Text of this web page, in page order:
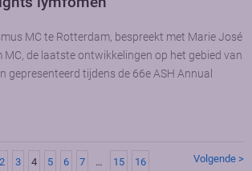
MC te Rotterdam, bespreekt met Marie José
MC, de laatste ontwikkelingen op het gebied van
gepresenteerd tijdens de 66e ASH Annual
2 3 4 5 6 7 … 15 16 Volgende >